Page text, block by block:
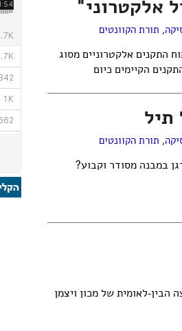
אלקטרוני"
, תורת הקוונטים
התקנים אלקטרוניים מסוג
הקיימים כיום
תיל
, תורת הקוונטים
במבנה מסודר וקבוע?
70 של המועצה הבין-לאומית של מכון ויצמן